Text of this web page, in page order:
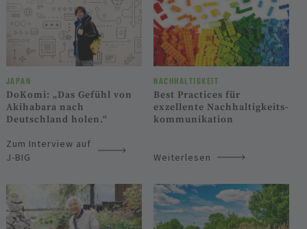
JAPAN
DoKomi: „Das Gefühl von
Akihabara nach
Deutschland holen.“
Zum Interview auf
J-BIG
NACHHALTIGKEIT
Best Practices für
exzellente Nach­haltig­keits­
kommuni­kation
Weiterlesen